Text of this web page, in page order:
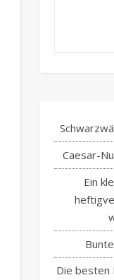
Caesar-
Ein
Die besten